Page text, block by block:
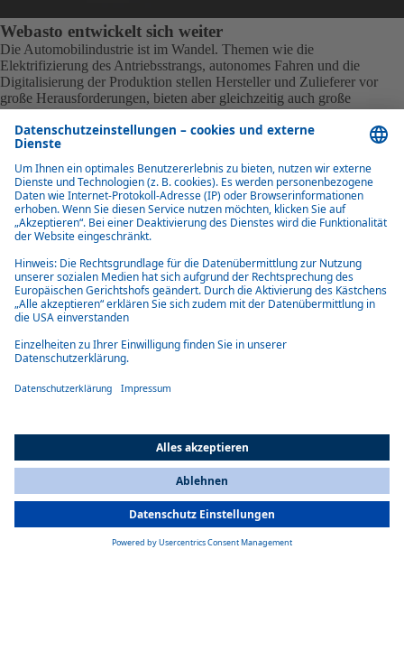
Webasto entwickelt sich weiter
Die Automobilindustrie ist im Wandel. Themen wie die
Elektrifizierung des Antriebsstrangs, autonomes Fahren und die
Digitalisierung der Produktion stellen Hersteller und Zulieferer vor
große Herausforderungen, bieten aber gleichzeitig auch große
Chancen.Als Technologieunternehmen mit großer Begeisterung für
intelligente und innovative Produkte hat sich Webasto diesen
Herausforderungen gestellt und sich zu einem echten Mechatronik-
Unternehmen entwickelt. Denn mechatronisches Know-how ist
strategischem Know-how.
Deshalb stellt Webasto einen Teil der benötigten elektronischen
Steuergeräte (ECUs) in seinem eigenen Werk in Schaidt (Deutschland)
her und verfügt so über wertvolles Wissen über Design und
Produktion von Steuergeräten. Die von Webasto entwickelten ECUs
steuern den Betrieb von Schiebedächern, Cabriodächern,
Heizsystemen und Batteriemanagementsystemen.
Sie ermöglichen Sicherheits- und Komfortfunktionen wie z.B.:
Ambiente Beleuchtung in Panoramadächern
Drehzahlregelung für Schiebedachantriebe zur Erzielung eines
Bei Heizgeräten: intelligente Anpassung des Verbrennungsprozesses
Dachsystemen
Zentrales Data-Matrix-Light (ermöglicht Projektionen von Bildern und
Videos über Scheinwerfer)
Steuerung von Batteriemanagementsystemen (Ladezustand,
Gesundheitszustand, Sicherheitsfunktionen)
Steuerung der Ladung von Batteriezellen in Solardächern
You are currently on our website forSwitzerland
information, please visit our website forAmerica.
All Countries